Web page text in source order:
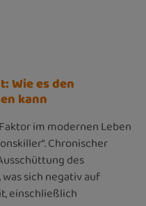
Wie es den
kann
im modernen Leben
Chronischer
des
sich negativ auf
einschließlich